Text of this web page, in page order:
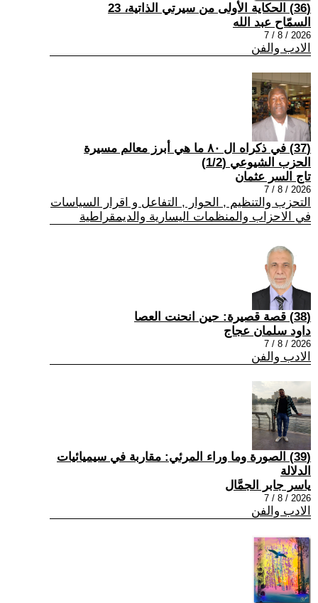
(36) الحكاية الأولى من سيرتي الذاتية، 23
السمّاح عبد الله
2026 / 8 / 7
الادب والفن
(37) في ذكراه ال ٨٠ ما هي أبرز معالم مسيرة
الحزب الشيوعي (1/2)
تاج السر عثمان
2026 / 8 / 7
التحزب والتنظيم , الحوار , التفاعل و اقرار السياسات
في الاحزاب والمنظمات اليسارية والديمقراطية
(38) قصة قصيرة: حين انحنت العصا
داود سلمان عجاج
2026 / 8 / 7
الادب والفن
(39) الصورة وما وراء المرئي: مقاربة في سيميائيات
الدلالة
ياسر جابر الجمَّال
2026 / 8 / 7
الادب والفن